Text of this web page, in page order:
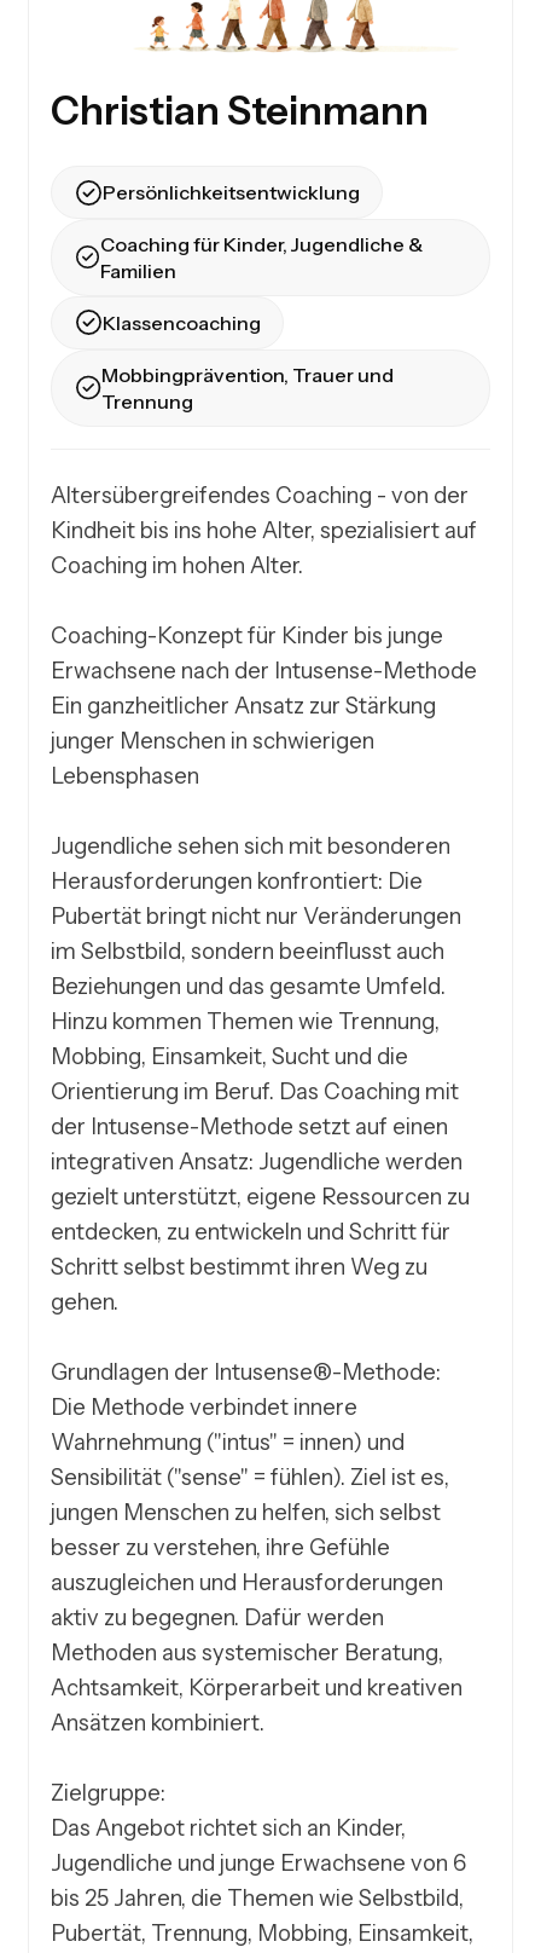
Christian Steinmann
Persönlichkeitsentwicklung
Coaching für Kinder, Jugendliche &
Familien
Klassencoaching
Mobbingprävention, Trauer und
Trennung
Altersübergreifendes Coaching - von der
Kindheit bis ins hohe Alter, spezialisiert auf
Coaching im hohen Alter.
Coaching-Konzept für Kinder bis junge
Erwachsene nach der Intusense-Methode
Ein ganzheitlicher Ansatz zur Stärkung
junger Menschen in schwierigen
Lebensphasen
Jugendliche sehen sich mit besonderen
Herausforderungen konfrontiert: Die
Pubertät bringt nicht nur Veränderungen
im Selbstbild, sondern beeinflusst auch
Beziehungen und das gesamte Umfeld.
Hinzu kommen Themen wie Trennung,
Mobbing, Einsamkeit, Sucht und die
Orientierung im Beruf. Das Coaching mit
der Intusense-Methode setzt auf einen
integrativen Ansatz: Jugendliche werden
gezielt unterstützt, eigene Ressourcen zu
entdecken, zu entwickeln und Schritt für
Schritt selbst bestimmt ihren Weg zu
gehen.
Grundlagen der Intusense®-Methode:
Die Methode verbindet innere
Wahrnehmung ("intus" = innen) und
Sensibilität ("sense" = fühlen). Ziel ist es,
jungen Menschen zu helfen, sich selbst
besser zu verstehen, ihre Gefühle
auszugleichen und Herausforderungen
aktiv zu begegnen. Dafür werden
Methoden aus systemischer Beratung,
Achtsamkeit, Körperarbeit und kreativen
Ansätzen kombiniert.
Zielgruppe:
Das Angebot richtet sich an Kinder,
Jugendliche und junge Erwachsene von 6
bis 25 Jahren, die Themen wie Selbstbild,
Pubertät, Trennung, Mobbing, Einsamkeit,